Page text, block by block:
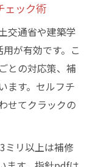
ェック術
交通省や建築学
が有効です。こ
との対応策、補
ます。セルフチ
せてクラックの
ミリ以上は補修